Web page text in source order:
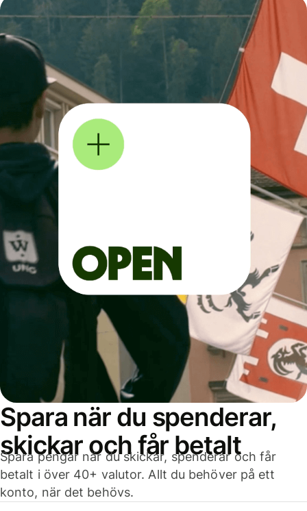
Spara när du spenderar,
skickar och får betalt
Spara pengar när du skickar, spenderar och får
betalt i över 40+ valutor. Allt du behöver på ett
konto, när det behövs.